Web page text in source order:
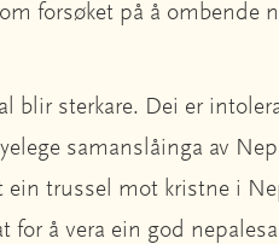
forsøket på å ombende
blir sterkare. Dei er
samanslåinga av
ein trussel mot kristne i
å vera ein god